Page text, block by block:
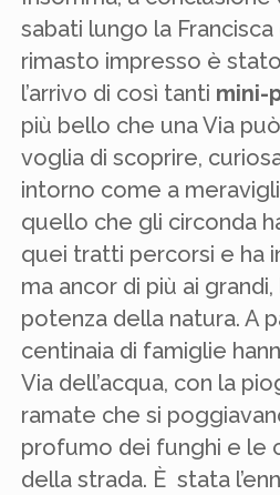
sabati lungo la
rimasto impresso è
l’arrivo di così tanti mini-
più bello che una Via
voglia di scoprire,
intorno come a
quello che gli circonda
quei tratti percorsi e ha
ma ancor di più ai
potenza della natura. A
centinaia di famiglie
Via dell’acqua, con la
ramate che si
profumo dei funghi e le
della strada. È stata